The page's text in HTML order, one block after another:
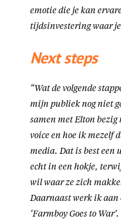
emotie die je kan
tijdsinvestering waar
Next steps
“Wat de volgende
mijn publiek nog niet
samen met Elton
voice en hoe ik mezelf
media. Dat is best
echt in een hokje,
wil waar ze zich
Daarnaast werk ik aan
‘Farmboy Goes to